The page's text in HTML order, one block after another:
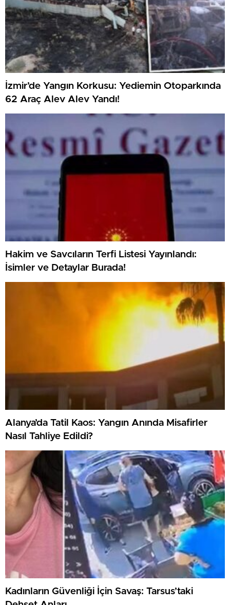
İzmir’de Yangın Korkusu: Yediemin Otoparkında
62 Araç Alev Alev Yandı!
Hakim ve Savcıların Terfi Listesi Yayınlandı:
İsimler ve Detaylar Burada!
Alanya’da Tatil Kaos: Yangın Anında Misafirler
Nasıl Tahliye Edildi?
Kadınların Güvenliği İçin Savaş: Tarsus’taki